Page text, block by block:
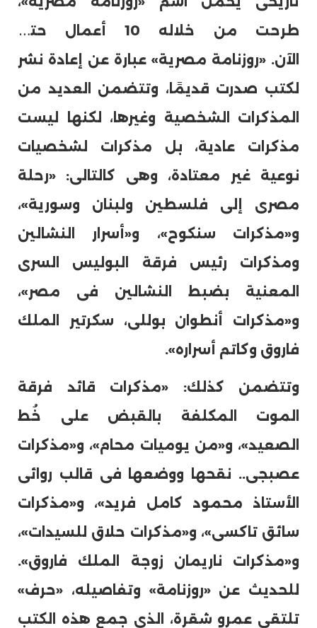
طرحت من خلاله 10 أعمال حتى
الآن. «روزنامة مصرية» عبارة عن إعادة نشر
لكتب صدرت قديمًا، وتتضمن العديد من
المذكرات الشخصية وغيرها، لكنها ليست
مذكرات عادية، بل مذكرات لشخصيات
نوعية غير معتادة، وهى كالتالى: «رحلة
مصرى إلى فلسطين ولبنان وسورية»،
و«مذكرات سنكوح»، و«أسرار النشالين
ومذكرات رئيس فرقة البوليس السرى
المعنية بضبط النشالين فى مصر»،
و«مذكرات أنطوان بوللى، سكرتير الملك
فاروق وكاتم أسراره».
وتتضمن كذلك: «مذكرات قائد فرقة
الموت المكلفة بالقبض على خُط
الصعيد»، و«من يوميات محام»، و«مذكرات
عصبجى.. نقحها ووضعها فى قالب روائى
الأستاذ محمود كامل فريد»، و«مذكرات
سائق تاكسى»، و«مذكرات حلاق للسيدات»،
و«مذكرات ناريمان زوجة الملك فاروق».
للحديث عن «روزنامة» وتفاصيله، «حرف»
تلتقى عمرو شقرة، الذى جمع هذه الكتب